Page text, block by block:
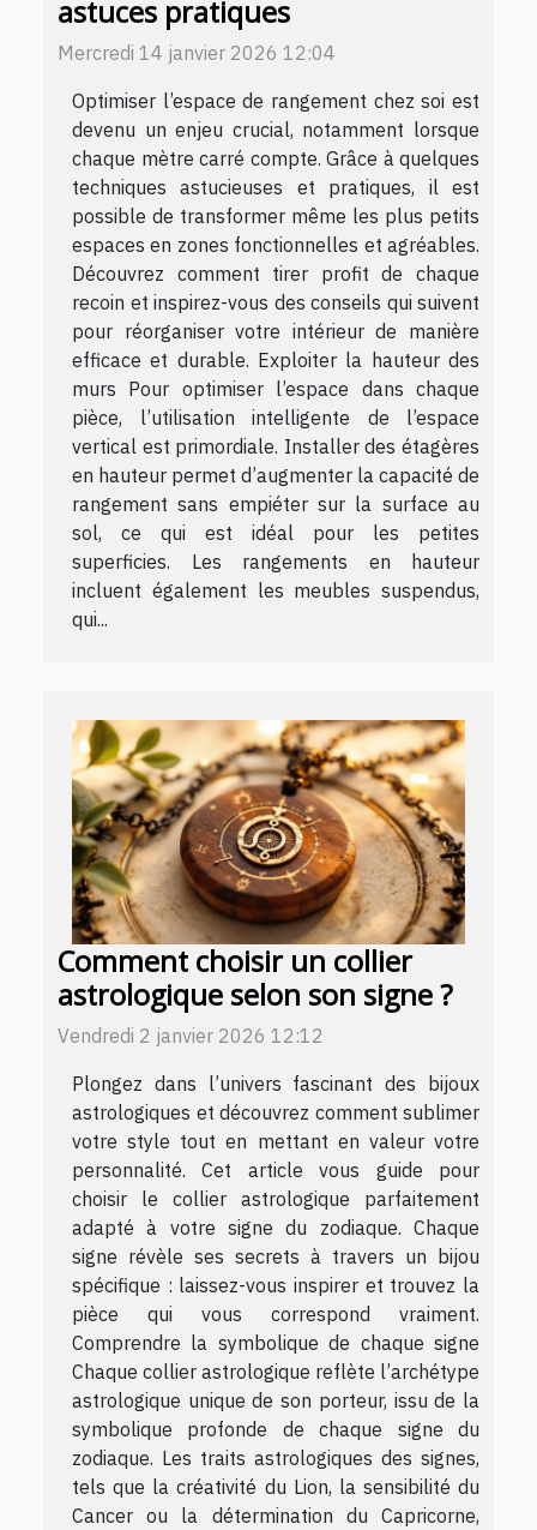
astuces pratiques
Mercredi 14 janvier 2026 12:04
Optimiser l’espace de rangement chez soi est
devenu un enjeu crucial, notamment lorsque
chaque mètre carré compte. Grâce à quelques
techniques astucieuses et pratiques, il est
possible de transformer même les plus petits
espaces en zones fonctionnelles et agréables.
Découvrez comment tirer profit de chaque
recoin et inspirez-vous des conseils qui suivent
pour réorganiser votre intérieur de manière
efficace et durable. Exploiter la hauteur des
murs Pour optimiser l’espace dans chaque
pièce, l’utilisation intelligente de l’espace
vertical est primordiale. Installer des étagères
en hauteur permet d’augmenter la capacité de
rangement sans empiéter sur la surface au
sol, ce qui est idéal pour les petites
superficies. Les rangements en hauteur
incluent également les meubles suspendus,
qui...
Comment choisir un collier
astrologique selon son signe ?
Vendredi 2 janvier 2026 12:12
Plongez dans l’univers fascinant des bijoux
astrologiques et découvrez comment sublimer
votre style tout en mettant en valeur votre
personnalité. Cet article vous guide pour
choisir le collier astrologique parfaitement
adapté à votre signe du zodiaque. Chaque
signe révèle ses secrets à travers un bijou
spécifique : laissez-vous inspirer et trouvez la
pièce qui vous correspond vraiment.
Comprendre la symbolique de chaque signe
Chaque collier astrologique reflète l’archétype
astrologique unique de son porteur, issu de la
symbolique profonde de chaque signe du
zodiaque. Les traits astrologiques des signes,
tels que la créativité du Lion, la sensibilité du
Cancer ou la détermination du Capricorne,